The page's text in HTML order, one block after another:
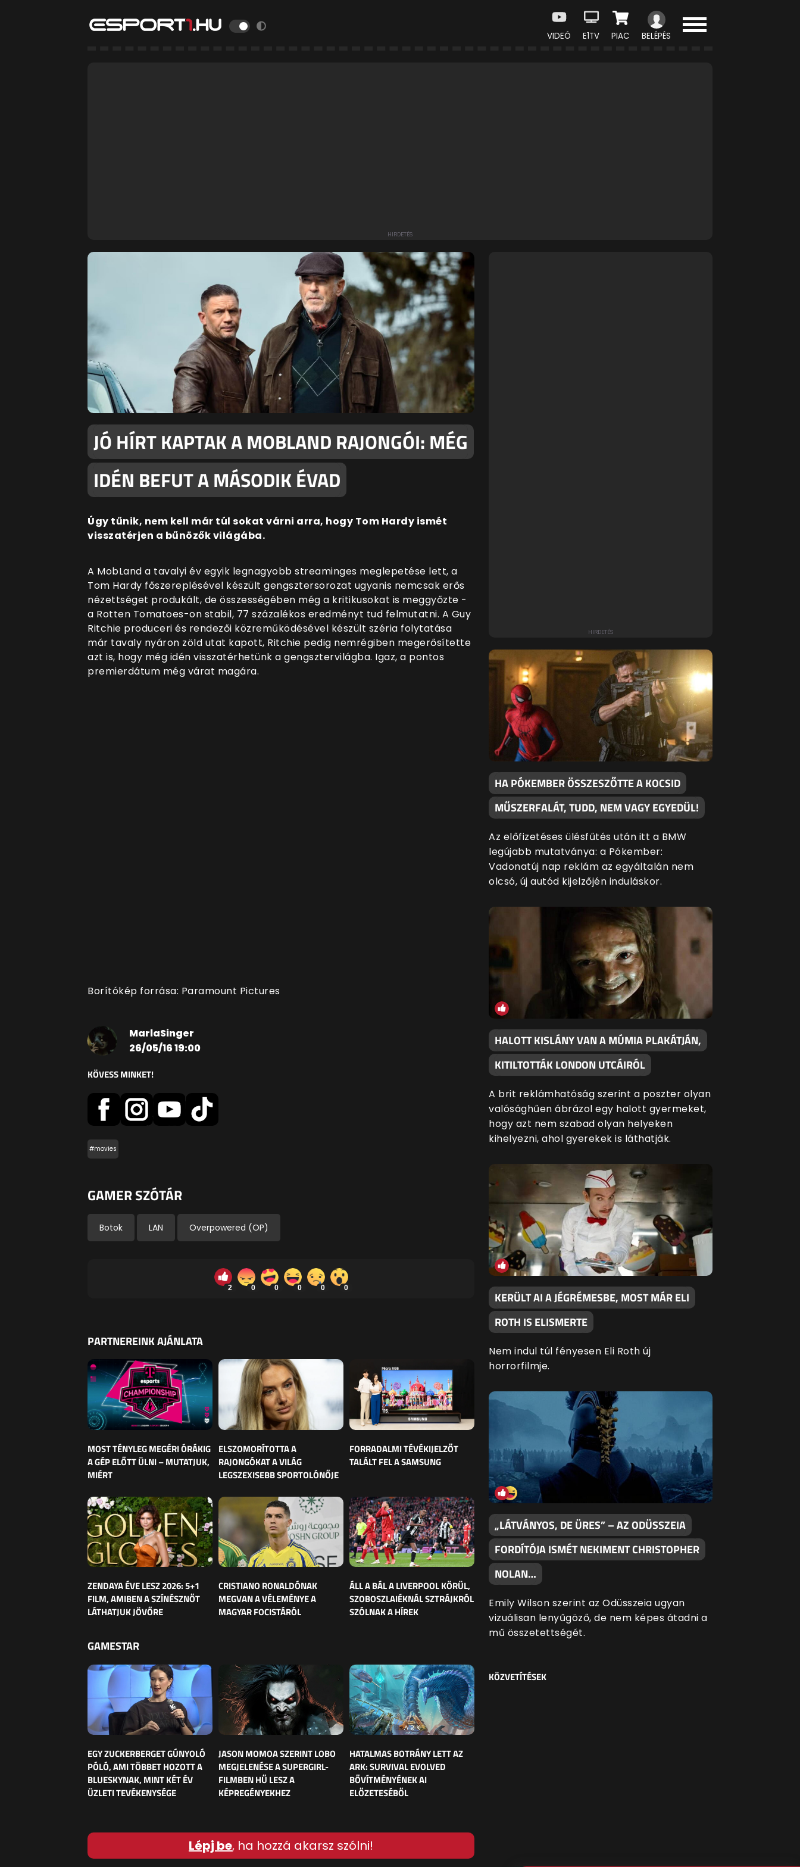
VIDEÓ E1TV PIAC BELÉPÉS
JÓ HÍRT KAPTAK A MOBLAND RAJONGÓI: MÉG
IDÉN BEFUT A MÁSODIK ÉVAD
Úgy tűnik, nem kell már túl sokat várni arra, hogy Tom Hardy ismét
visszatérjen a bűnözők világába.
A MobLand a tavalyi év egyik legnagyobb streaminges meglepetése lett, a
Tom Hardy főszereplésével készült gengsztersorozat ugyanis nemcsak erős
nézettséget produkált, de összességében még a kritikusokat is meggyőzte -
a Rotten Tomatoes-on stabil, 77 százalékos eredményt tud felmutatni. A Guy
Ritchie produceri és rendezői közreműködésével készült széria folytatása
már tavaly nyáron zöld utat kapott, Ritchie pedig nemrégiben megerősítette
azt is, hogy még idén visszatérhetünk a gengsztervilágba. Igaz, a pontos
premierdátum még várat magára.
Borítókép forrása: Paramount Pictures
MarlaSinger
26/05/16 19:00
KÖVESS MINKET!
#movies
GAMER SZÓTÁR
Botok LAN Overpowered (OP)
2 0 0 0 0 0
PARTNEREINK AJÁNLATA
MOST TÉNYLEG MEGÉRI ÓRÁKIG
A GÉP ELŐTT ÜLNI – MUTATJUK,
MIÉRT
ELSZOMORÍTOTTA A
RAJONGÓKAT A VILÁG
LEGSZEXISEBB SPORTOLÓNŐJE
FORRADALMI TÉVÉKIJELZŐT
TALÁLT FEL A SAMSUNG
ZENDAYA ÉVE LESZ 2026: 5+1
FILM, AMIBEN A SZÍNÉSZNŐT
LÁTHATJUK JÖVŐRE
CRISTIANO RONALDÓNAK
MEGVAN A VÉLEMÉNYE A
MAGYAR FOCISTÁRÓL
ÁLL A BÁL A LIVERPOOL KÖRÜL,
SZOBOSZLAIÉKNÁL SZTRÁJKRÓL
SZÓLNAK A HÍREK
GAMESTAR
EGY ZUCKERBERGET GÚNYOLÓ
PÓLÓ, AMI TÖBBET HOZOTT A
BLUESKYNAK, MINT KÉT ÉV
ÜZLETI TEVÉKENYSÉGE
JASON MOMOA SZERINT LOBO
MEGJELENÉSE A SUPERGIRL-
FILMBEN HŰ LESZ A
KÉPREGÉNYEKHEZ
HATALMAS BOTRÁNY LETT AZ
ARK: SURVIVAL EVOLVED
BŐVÍTMÉNYÉNEK AI
ELŐZETESÉBŐL
Lépj be, ha hozzá akarsz szólni!
HA PÓKEMBER ÖSSZESZŐTTE A KOCSID
MŰSZERFALÁT, TUDD, NEM VAGY EGYEDÜL!
Az előfizetéses ülésfűtés után itt a BMW
legújabb mutatványa: a Pókember:
Vadonatúj nap reklám az egyáltalán nem
olcsó, új autód kijelzőjén induláskor.
HALOTT KISLÁNY VAN A MÚMIA PLAKÁTJÁN,
KITILTOTTÁK LONDON UTCÁIRÓL
A brit reklámhatóság szerint a poszter olyan
valósághűen ábrázol egy halott gyermeket,
hogy azt nem szabad olyan helyeken
kihelyezni, ahol gyerekek is láthatják.
KERÜLT AI A JÉGRÉMESBE, MOST MÁR ELI
ROTH IS ELISMERTE
Nem indul túl fényesen Eli Roth új
horrorfilmje.
„LÁTVÁNYOS, DE ÜRES” – AZ ODÜSSZEIA
FORDÍTÓJA ISMÉT NEKIMENT CHRISTOPHER
NOLAN…
Emily Wilson szerint az Odüsszeia ugyan
vizuálisan lenyűgöző, de nem képes átadni a
mű összetettségét.
KÖZVETÍTÉSEK